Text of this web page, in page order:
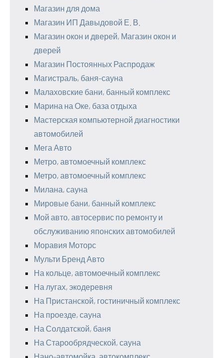
Магазин для дома
Магазин ИП Давыдовой Е. В.
Магазин окон и дверей, Магазин окон и
дверей
Магазин Постоянных Распродаж
Магистраль, баня-сауна
Малаховские бани, банный комплекс
Марина на Оке, база отдыха
Мастерская компьютерной диагностики
автомобилей
Мега Авто
Метро, автомоечный комплекс
Метро, автомоечный комплекс
Милана, сауна
Мировые бани, банный комплекс
Мой авто, автосервис по ремонту и
обслуживанию японских автомобилей
Моравия Моторс
Мульти Бренд Авто
На кольце, автомоечный комплекс
На лугах, экодеревня
На Пристанской, гостиничный комплекс
На проезде, сауна
На Солдатской, баня
На Старообрядческой, сауна